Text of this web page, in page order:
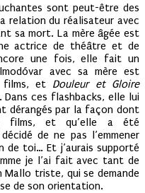
sont peut-être des
relation du réalisateur avec
sa mort. La mère âgée est
actrice de théâtre et de
une fois, elle fait un
avec sa mère est
films, et Douleur et Gloire
ces flashbacks, elle lui
dérangés par la façon dont
films, et qu’elle a été
de ne pas l’emmener
de toi… Et j’aurais supporté
je l’ai fait avec tant de
triste, qui se demande
de son orientation.